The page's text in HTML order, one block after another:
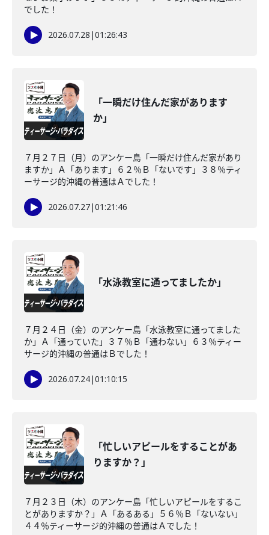
でした！
2026.07.28 |01:26:43
「一瞬だけ住んだ家があります
か」
７月２７日（月）のアンケー島「一瞬だけ住んだ家があり
ますか」Ａ「あります」６２％Ｂ「ないです」３８％ティ
ーサージ的沖縄の普通はＡでした！
2026.07.27|01:21:46
「水泳教室に通ってましたか」
７月２４日（金）のアンケー島「水泳教室に通ってました
か」Ａ「通っていた」３７％Ｂ「通わない」６３％ティー
サージ的沖縄の普通はＢでした！
2026.07.24|01:10:15
「忙しいアピールをすることがあ
りますか？」
７月２３日（木）のアンケー島「忙しいアピールをするこ
とがありますか？」Ａ「あるある」５６％Ｂ「ないない」
４４％ティーサージ的沖縄の普通はＡでした！